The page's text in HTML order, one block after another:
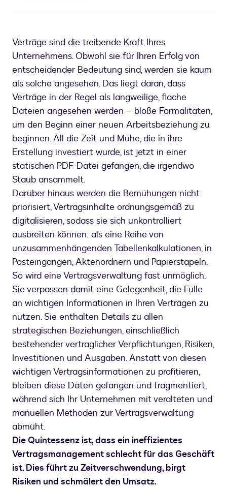
Verträge sind die treibende Kraft Ihres
Unternehmens. Obwohl sie für Ihren Erfolg von
entscheidender Bedeutung sind, werden sie kaum
als solche angesehen. Das liegt daran, dass
Verträge in der Regel als langweilige, flache
Dateien angesehen werden – bloße Formalitäten,
um den Beginn einer neuen Arbeitsbeziehung zu
beginnen. All die Zeit und Mühe, die in ihre
Erstellung investiert wurde, ist jetzt in einer
statischen PDF-Datei gefangen, die irgendwo
Staub ansammelt.
Darüber hinaus werden die Bemühungen nicht
priorisiert, Vertragsinhalte ordnungsgemäß zu
digitalisieren, sodass sie sich unkontrolliert
ausbreiten können: als eine Reihe von
unzusammenhängenden Tabellenkalkulationen, in
Posteingängen, Aktenordnern und Papierstapeln.
So wird eine Vertragsverwaltung fast unmöglich.
Sie verpassen damit eine Gelegenheit, die Fülle
an wichtigen Informationen in Ihren Verträgen zu
nutzen. Sie enthalten Details zu allen
strategischen Beziehungen, einschließlich
bestehender vertraglicher Verpflichtungen, Risiken,
Investitionen und Ausgaben. Anstatt von diesen
wichtigen Vertragsinformationen zu profitieren,
bleiben diese Daten gefangen und fragmentiert,
während sich Ihr Unternehmen mit veralteten und
manuellen Methoden zur Vertragsverwaltung
abmüht.
Die Quintessenz ist, dass ein ineffizientes
Vertragsmanagement schlecht für das Geschäft
ist. Dies führt zu Zeitverschwendung, birgt
Risiken und schmälert den Umsatz.